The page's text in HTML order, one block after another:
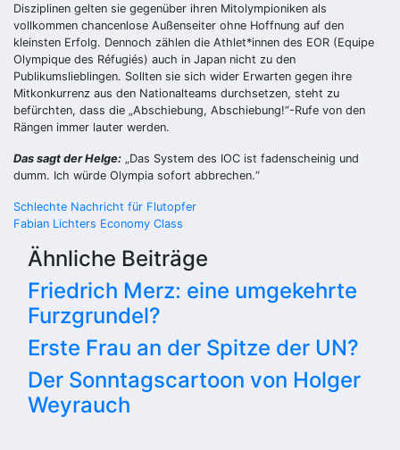
Disziplinen gelten sie gegenüber ihren Mitolympioniken als
vollkommen chancenlose Außenseiter ohne Hoffnung auf den
kleinsten Erfolg. Dennoch zählen die Athlet*innen des EOR (Equipe
Olympique des Réfugiés) auch in Japan nicht zu den
Publikumslieblingen. Sollten sie sich wider Erwarten gegen ihre
Mitkonkurrenz aus den Nationalteams durchsetzen, steht zu
befürchten, dass die „Abschiebung, Abschiebung!“-Rufe von den
Rängen immer lauter werden.
Das sagt der Helge: „Das System des IOC ist fadenscheinig und
dumm. Ich würde Olympia sofort abbrechen.“
Beitragsnavigation
Schlechte Nachricht für Flutopfer
Fabian Lichters Economy Class
Ähnliche Beiträge
Friedrich Merz: eine umgekehrte
Furzgrundel?
Erste Frau an der Spitze der UN?
Der Sonntagscartoon von Holger
Weyrauch